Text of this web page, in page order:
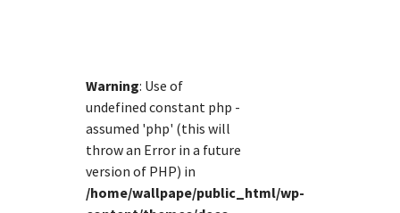
Warning: Use of
undefined constant php -
assumed 'php' (this will
throw an Error in a future
version of PHP) in
/home/wallpape/public_html/wp-